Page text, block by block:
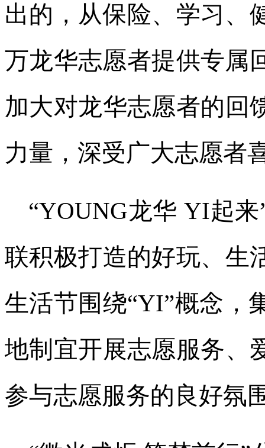
出的，从保险、学习、
万龙华志愿者提供专属
加大对龙华志愿者的回
力量，深受广大志愿者
“YOUNG龙华 YI起
联积极打造的好玩、生
生活节围绕“YI”概念，
地制宜开展志愿服务、
参与志愿服务的良好氛